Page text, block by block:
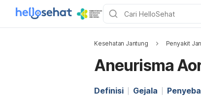
Kesehatan Jantung Penyakit
Aneurisma
Definisi Gejala